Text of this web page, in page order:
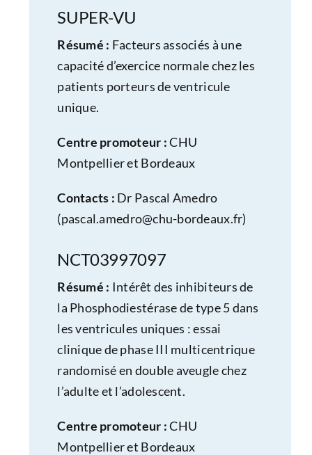
SUPER-VU
Résumé : Facteurs associés à une
capacité d’exercice normale chez les
patients porteurs de ventricule
unique.
Centre promoteur :CHU
Montpellier et Bordeaux
Contacts : Dr Pascal Amedro
(pascal.amedro@chu-bordeaux.fr)
NCT03997097
Résumé : Intérêt des inhibiteurs de
la Phosphodiestérase de type 5 dans
les ventricules uniques : essai
clinique de phase III multicentrique
randomisé en double aveugle chez
l’adulte et l’adolescent.
Centre promoteur :CHU
Montpellier et Bordeaux